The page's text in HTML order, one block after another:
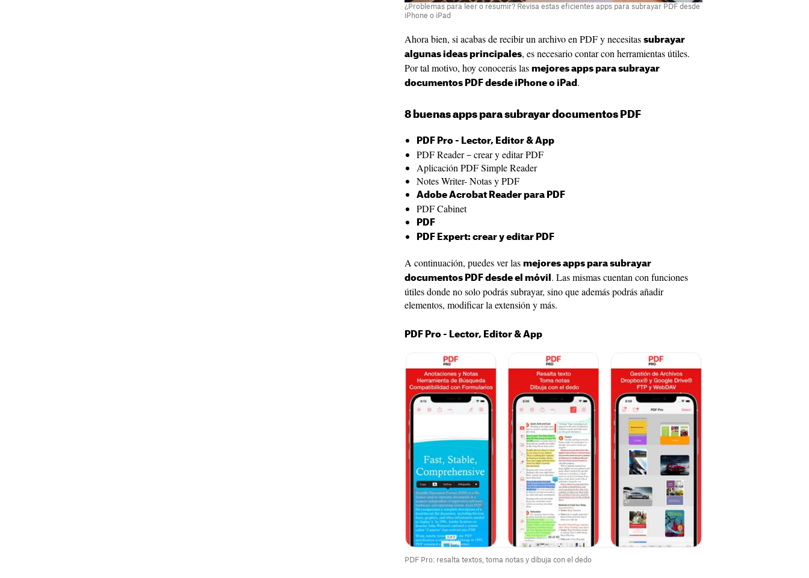
¿Problemas para leer o resumir? Revisa estas eficientes apps para subrayar PDF desde
iPhone o iPad
Ahora bien, si acabas de recibir un archivo en PDF y necesitas subrayar
algunas ideas principales, es necesario contar con herramientas útiles.
Por tal motivo, hoy conocerás las mejores apps para subrayar
documentos PDF desde iPhone o iPad .
8 buenas apps para subrayar documentos PDF
PDF Pro - Lector, Editor & App
PDF Reader－crear y editar PDF
Aplicación PDF Simple Reader
Notes Writer- Notas y PDF
Adobe Acrobat Reader para PDF
PDF Cabinet
PDF
PDF Expert: crear y editar PDF
A continuación, puedes ver las mejores apps para subrayar
documentos PDF desde el móvil . Las mismas cuentan con funciones
útiles donde no solo podrás subrayar, sino que además podrás añadir
elementos, modificar la extensión y más.
PDF Pro - Lector, Editor & App
PDF Pro: resalta textos, toma notas y dibuja con el dedo